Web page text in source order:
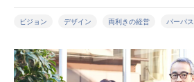
ビジョン デザイン 両利きの経営 パーパス